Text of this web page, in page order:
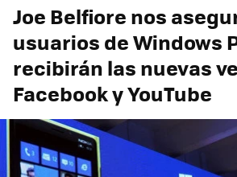
Joe Belfiore nos
usuarios de Windows
recibirán las nuevas
Facebook y YouTube